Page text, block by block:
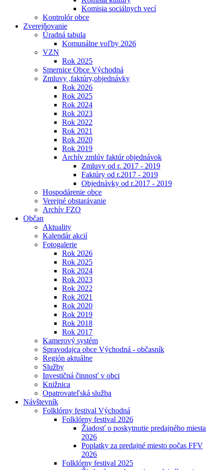
Komisia sociálnych vecí
Kontrolór obce
Zverejňovanie
Úradná tabula
Komunálne voľby 2026
VZN
Rok 2025
Smernice Obce Východná
Zmluvy ,faktúry,objednávky
Rok 2026
Rok 2025
Rok 2024
Rok 2023
Rok 2022
Rok 2021
Rok 2020
Rok 2019
Archív zmlúv faktúr objednávok
Zmluvy od r. 2017 - 2019
Faktúry od r.2017 - 2019
Objednávky od r.2017 - 2019
Hospodárenie obce
Verejné obstarávanie
Archív FZO
Občan
Aktuality
Kalendár akcií
Fotogalerie
Rok 2026
Rok 2025
Rok 2024
Rok 2023
Rok 2022
Rok 2021
Rok 2020
Rok 2019
Rok 2018
Rok 2017
Kamerový systém
Spravodajca obce Východná - občasník
Región aktuálne
Služby
Investičná činnosť v obci
Knižnica
Opatrovateľská služba
Návštevník
Folklórny festival Východná
Folklórny festival 2026
Žiadosť o poskytnutie predajného miesta
2026
Poplatky za predajné miesto počas FFV
2026
Folklórny festival 2025